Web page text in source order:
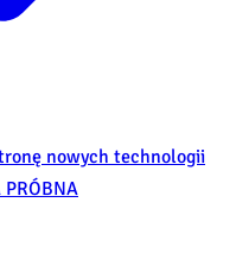
nowych technologii
PRÓBNA